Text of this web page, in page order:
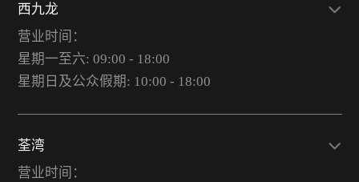
西九龙
营业时间：
星期一至六: 09:00 - 18:00
星期日及公众假期: 10:00 - 18:00
荃湾
营业时间：